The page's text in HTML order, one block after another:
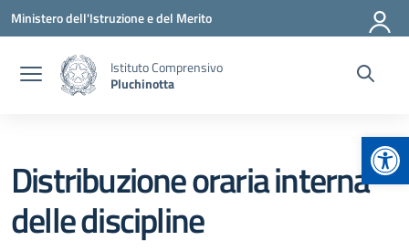
Vai ai contenuti
Vai al menu di navigazione
Vai al footer
Ministero dell'Istruzione e del Merito
Istituto Comprensivo
Pluchinotta
Distribuzione oraria interna
delle discipline